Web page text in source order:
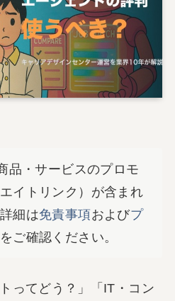
品・サービスのプロモ
イトリンク）が含まれ
細は免責事項およびプ
をご確認ください。
ってどう？」「IT・コン